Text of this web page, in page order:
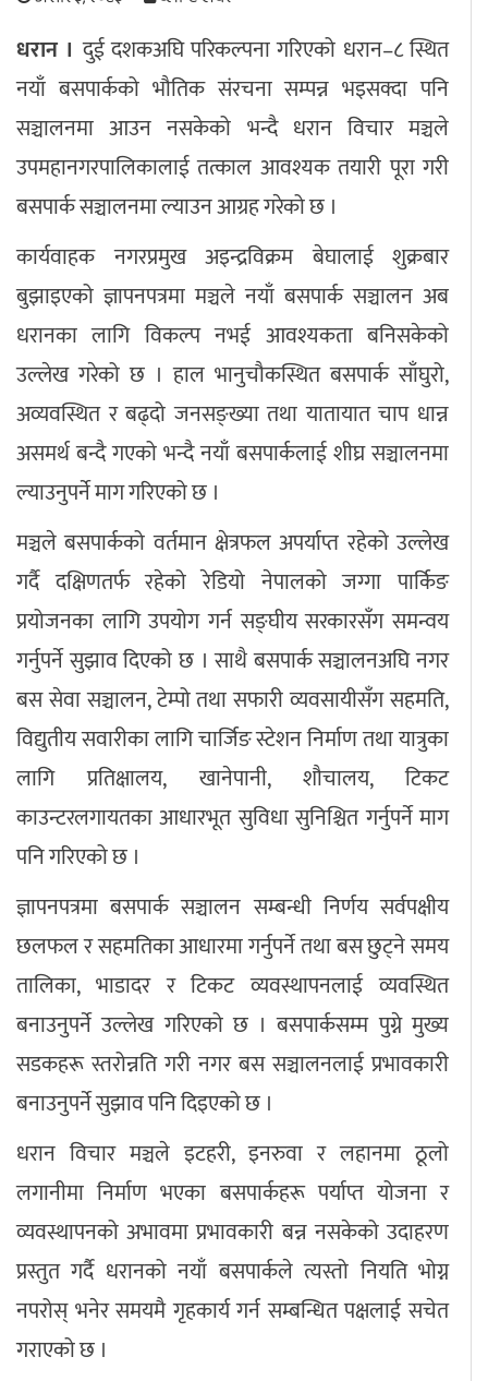
अपराध
छापा समाचार
थप विभाग
छापा संस्करण अर्थ बिचार सम्पादकीय
विशेष
अन्तर्राष्ट्रिय / प्रवास
अन्तरवार्ता संस्कृति साहित्य
ब्लग/रिभ्यु
राशिफल
धरान ।दुई दशकअघि परिकल्पना गरिएको धरान–८ स्थित
नयाँ बसपार्कको भौतिक संरचना सम्पन्न भइसक्दा पनि
सञ्चालनमा आउन नसकेको भन्दै धरान विचार मञ्चले
उपमहानगरपालिकालाई तत्काल आवश्यक तयारी पूरा गरी
बसपार्क सञ्चालनमा ल्याउन आग्रह गरेको छ ।
कार्यवाहक नगरप्रमुख अइन्द्रविक्रम बेघालाई शुक्रबार
बुझाइएको ज्ञापनपत्रमा मञ्चले नयाँ बसपार्क सञ्चालन अब
धरानका लागि विकल्प नभई आवश्यकता बनिसकेको
उल्लेख गरेको छ । हाल भानुचौकस्थित बसपार्क साँघुरो,
अव्यवस्थित र बढ्दो जनसङ्ख्या तथा यातायात चाप धान्न
असमर्थ बन्दै गएको भन्दै नयाँ बसपार्कलाई शीघ्र सञ्चालनमा
ल्याउनुपर्ने माग गरिएको छ ।
मञ्चले बसपार्कको वर्तमान क्षेत्रफल अपर्याप्त रहेको उल्लेख
गर्दै दक्षिणतर्फ रहेको रेडियो नेपालको जग्गा पार्किङ
प्रयोजनका लागि उपयोग गर्न सङ्घीय सरकारसँग समन्वय
गर्नुपर्ने सुझाव दिएको छ । साथै बसपार्क सञ्चालनअघि नगर
बस सेवा सञ्चालन, टेम्पो तथा सफारी व्यवसायीसँग सहमति,
विद्युतीय सवारीका लागि चार्जिङ स्टेशन निर्माण तथा यात्रुका
लागि प्रतिक्षालय, खानेपानी, शौचालय, टिकट
काउन्टरलगायतका आधारभूत सुविधा सुनिश्चित गर्नुपर्ने माग
पनि गरिएको छ ।
ज्ञापनपत्रमा बसपार्क सञ्चालन सम्बन्धी निर्णय सर्वपक्षीय
छलफल र सहमतिका आधारमा गर्नुपर्ने तथा बस छुट्ने समय
तालिका, भाडादर र टिकट व्यवस्थापनलाई व्यवस्थित
बनाउनुपर्ने उल्लेख गरिएको छ । बसपार्कसम्म पुग्ने मुख्य
सडकहरू स्तरोन्नति गरी नगर बस सञ्चालनलाई प्रभावकारी
बनाउनुपर्ने सुझाव पनि दिइएको छ ।
धरान विचार मञ्चले इटहरी, इनरुवा र लहानमा ठूलो
लगानीमा निर्माण भएका बसपार्कहरू पर्याप्त योजना र
व्यवस्थापनको अभावमा प्रभावकारी बन्न नसकेको उदाहरण
प्रस्तुत गर्दै धरानको नयाँ बसपार्कले त्यस्तो नियति भोग्न
नपरोस् भनेर समयमै गृहकार्य गर्न सम्बन्धित पक्षलाई सचेत
गराएको छ ।